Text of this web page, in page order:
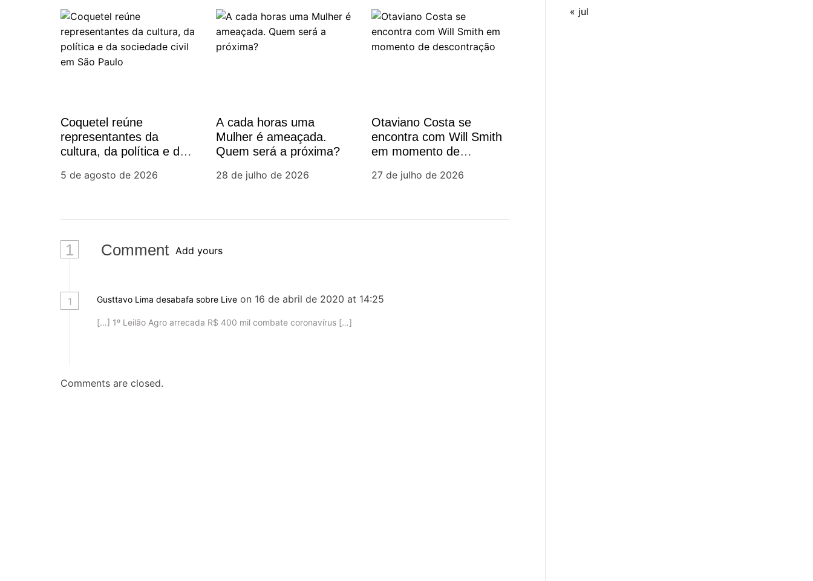
e
g
a
ã
o
e
P
s
Coquetel reúne
representantes da
cultura, da política e da
Paulo
5 de agosto de 2026
A cada horas uma
Mulher é ameaçada.
Quem será a próxima?
28 de julho de 2026
Otaviano Costa se
encontra com Will Smith
em momento de
27 de julho de 2026
1 Comment Add yours
1 Gusttavo Lima desabafa sobre Live on 16 de abril de 2020 at 14:25
[…] 1º Leilão Agro arrecada R$ 400 mil combate coronavírus […]
Comments are closed.
« jul